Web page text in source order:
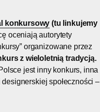
konkursowy (tu linkujemy
oceniają autorytety
organizowane przez
z wieloletnią tradycją.
jest inny konkurs, inna
designerskiej społeczności –